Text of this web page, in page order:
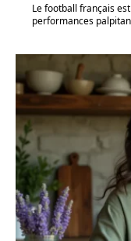
Le football français
performances